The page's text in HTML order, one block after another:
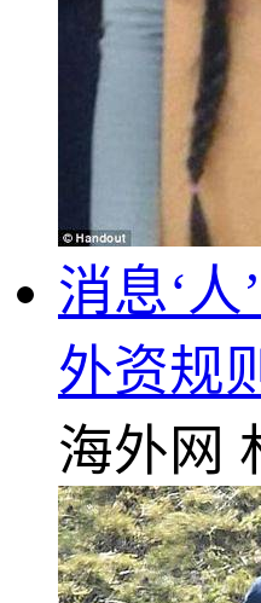
消息‘
外资规
海外网